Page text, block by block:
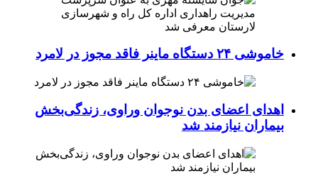
خاموشی ۲۴ دستگاه ماینر فاقد مجوز در لامرد
اهدای اعضای بدن نوجوان وراوی، زندگی‌بخش
بیماران نیازمند شد